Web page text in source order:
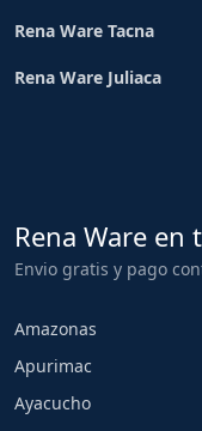
Rena Ware Tacna
Rena Ware Juliaca
Rena Ware en
Envio gratis y pago
Amazonas
Apurimac
Ayacucho